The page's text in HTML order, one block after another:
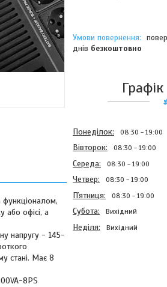
функціоналом,
або офісі, а
напругу - 145-
стані. Має 8
8PS
днів безкоштовно
Понеділок 08:30 19:00
Вівторок 08:30 19:00
Середа 08:30 19:00
Четвер 08:30 19:00
Пʼятниця 08:30 19:00
Субота Вихідний
Неділя Вихідний